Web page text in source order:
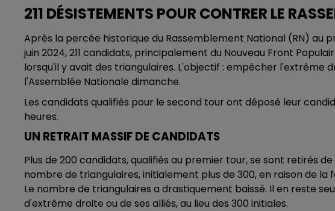
211 DÉSISTEMENTS POUR CONTRER LE
Après la percée historique du Rassemblement National (RN) au
juin 2024, 211 candidats, principalement du Nouveau Front
lorsqu'il y avait des triangulaires. L'objectif : empêcher l'extrême
l'Assemblée Nationale dimanche.
Les candidats qualifiés pour le second tour ont déposé leur
heures.
UN RETRAIT MASSIF DE CANDIDATS
Plus de 200 candidats, qualifiés au premier tour, se sont retirés
nombre de triangulaires, initialement plus de 300, en raison de
Le nombre de triangulaires a drastiquement baissé. Il en reste
d'extrême droite ou de ses alliés, au lieu des 300 initiales.